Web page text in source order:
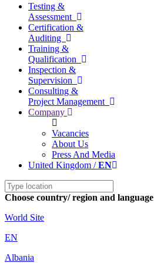
Testing &
Assessment
Certification &
Auditing
Training &
Qualification
Inspection &
Supervision
Consulting &
Project Management
Company
Vacancies
About Us
Press And Media
United Kingdom /EN
Choose country/ region and language
World Site
EN
Albania